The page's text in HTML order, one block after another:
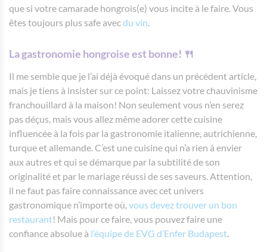
que si votre camarade hongrois(e) vous incite à le faire. Vous
êtes toujours plus safe avecdu vin.
La gastronomie hongroise est bonne! 🍴
Il me semble que je l’ai déjà évoqué dans un précédent article,
mais je tiens à insister sur ce point: Laissez votre chauvinisme
franchouillard à la maison! Non seulement vous n’en serez
pas déçus, mais vous allez même adorer cette cuisine
influencée à la fois par la gastronomie italienne, autrichienne,
turque et allemande. C’est une cuisine qui n’a rien à envier
aux autres et qui se démarque par la subtilité de son
originalité et par le mariage réussi de ses saveurs. Attention,
il ne faut pas faire connaissance avec cet univers
gastronomique n’importe où,vous devez trouver un bon
restaurant! Mais pour ce faire, vous pouvez faire une
confiance absolue à l’équipe de EVG d’Enfer Budapest.